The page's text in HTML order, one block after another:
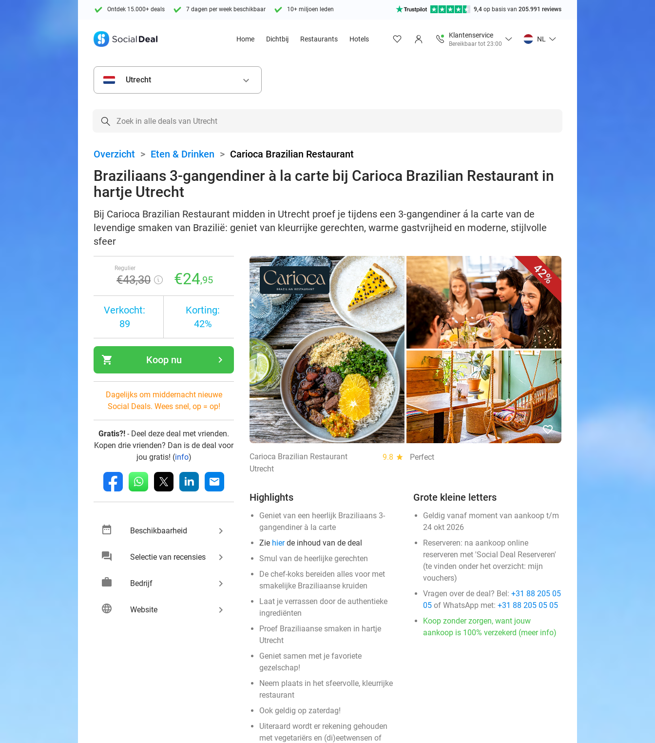
Ontdek 15.000+ deals 7 dagen per week beschikbaar 10+ miljoen leden 9,4 op basis van 205.991 reviews
Home Dichtbij Restaurants Hotels
Klantenservice
Bereikbaar tot 23:00
NL
Utrecht keyboard_arrow_down
Overzicht > Eten & Drinken > Carioca Brazilian Restaurant
Braziliaans 3-gangendiner à la carte bij Carioca Brazilian Restaurant in
hartje Utrecht
Bij Carioca Brazilian Restaurant midden in Utrecht proef je tijdens een 3-gangendiner á la carte van de
levendige smaken van Brazilië: geniet van kleurrijke gerechten, warme gastvrijheid en moderne, stijlvolle
sfeer
Regulier
€43,30 €24,95
Verkocht:
89
Korting:
42%
shopping_cart navigate_next
Koop nu
Dagelijks om middernacht nieuwe
Social Deals. Wees snel, op = op!
Gratis?! - Deel deze deal met vrienden.
Kopen drie vrienden? Dan is de deal voor
jou gratis! (info)
fb whatsapp linkedin mail
date_range Beschikbaarheid keyboard_arrow_right
chat Selectie van recensies keyboard_arrow_right
work Bedrijf keyboard_arrow_right
language Website keyboard_arrow_right
42%
favorite_border
Carioca Brazilian Restaurant 9.8 star
Perfect
Utrecht
Highlights
Geniet van een heerlijk Braziliaans 3-
gangendiner à la carte
Zie hierde inhoud van de deal
Smul van de heerlijke gerechten
De chef-koks bereiden alles voor met
smakelijke Braziliaanse kruiden
Laat je verrassen door de authentieke
ingrediënten
Proef Braziliaanse smaken in hartje
Utrecht
Geniet samen met je favoriete
gezelschap!
Neem plaats in het sfeervolle, kleurrijke
restaurant
Ook geldig op zaterdag!
Uiteraard wordt er rekening gehouden
met vegetariërs en (di)eetwensen of
Grote kleine letters
Geldig vanaf moment van aankoop t/m
24 okt 2026
Reserveren: na aankoop online
reserveren met 'Social Deal Reserveren'
(te vinden onder het overzicht: mijn
vouchers)
Vragen over de deal? Bel: +31 88 205 05
05 of WhatsApp met: +31 88 205 05 05
Koop zonder zorgen, want jouw
aankoop is 100% verzekerd (meer info)